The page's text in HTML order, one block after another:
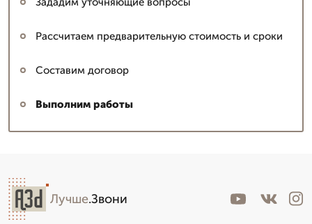
Рассчитаем предварительную стоимость и сроки
Составим договор
Выполним работы
Лучше.Звони